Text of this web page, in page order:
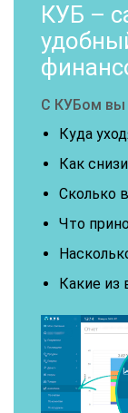
КУБ –
С КУБом вы
Куда
Как
Сколько
Что
Какие